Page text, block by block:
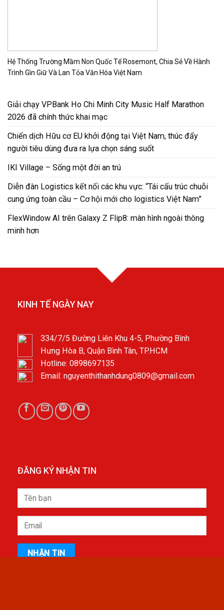
Hệ Thống Trường Mầm Non Quốc Tế Rosemont, Chia Sẻ Về Hành
Trình Gìn Giữ Và Lan Tỏa Văn Hóa Việt Nam
Giải chạy VPBank Ho Chi Minh City Music Half Marathon
2026 đã chính thức khai mạc
Chiến dịch Hữu cơ EU khởi động tại Việt Nam, thúc đẩy
người tiêu dùng đưa ra lựa chọn sáng suốt
IKI Village – Sống một đời an trú
Diễn đàn Logistics kết nối các khu vực: “Tái cấu trúc chuỗi
cung ứng toàn cầu – Cơ hội mới cho logistics Việt Nam”
FlexWindow AI trên Galaxy Z Flip8: màn hình ngoài thông
minh hơn
KINH TẾ NGÀY NAY
334/7/5 Đường Liên Khu 4-5, Phường Bình
Hưng Hòa B, Quận Bình Tân, TP.HCM
Hotline: 0898697135
Email: nguyenthithanhdung0809@gmail.com
ĐĂNG KÝ NHẬN TIN